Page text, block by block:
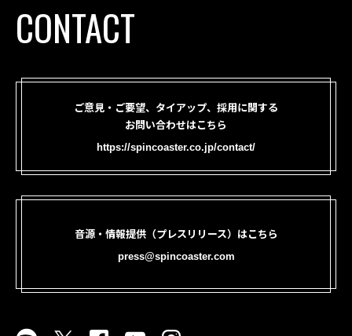
CONTACT
ご意見・ご要望、タイアップ、採用に関する
お問い合わせはこちら
https://spincoaster.co.jp/contact/
音源・情報提供（プレスリリース）はこちら
press@spincoaster.com